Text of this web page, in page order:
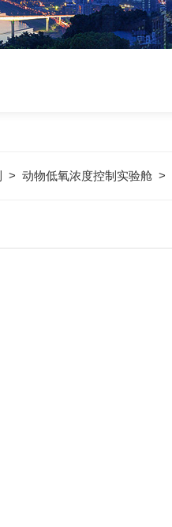
>动物低氧浓度控制实验舱 >